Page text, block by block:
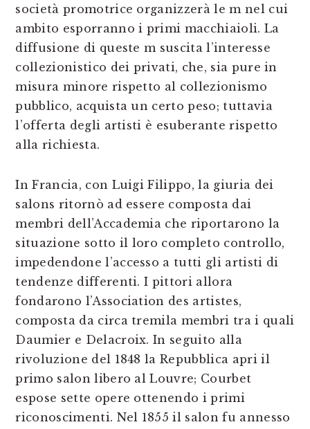
società promotrice organizzerà le m nel cui
ambito esporranno i primi macchiaioli. La
diffusione di queste m suscita l’interesse
collezionistico dei privati, che, sia pure in
misura minore rispetto al collezionismo
pubblico, acquista un certo peso; tuttavia
l’offerta degli artisti è esuberante rispetto
alla richiesta.
In Francia, con Luigi Filippo, la giuria dei
salons ritornò ad essere composta dai
membri dell’Accademia che riportarono la
situazione sotto il loro completo controllo,
impedendone l’accesso a tutti gli artisti di
tendenze differenti. I pittori allora
fondarono l’Association des artistes,
composta da circa tremila membri tra i quali
Daumier e Delacroix. In seguito alla
rivoluzione del 1848 la Repubblica apri il
primo salon libero al Louvre; Courbet
espose sette opere ottenendo i primi
riconoscimenti. Nel 1855 il salon fu annesso